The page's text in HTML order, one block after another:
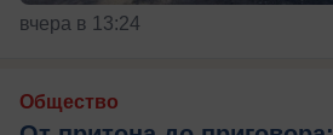
вчера в 13:24
Общество